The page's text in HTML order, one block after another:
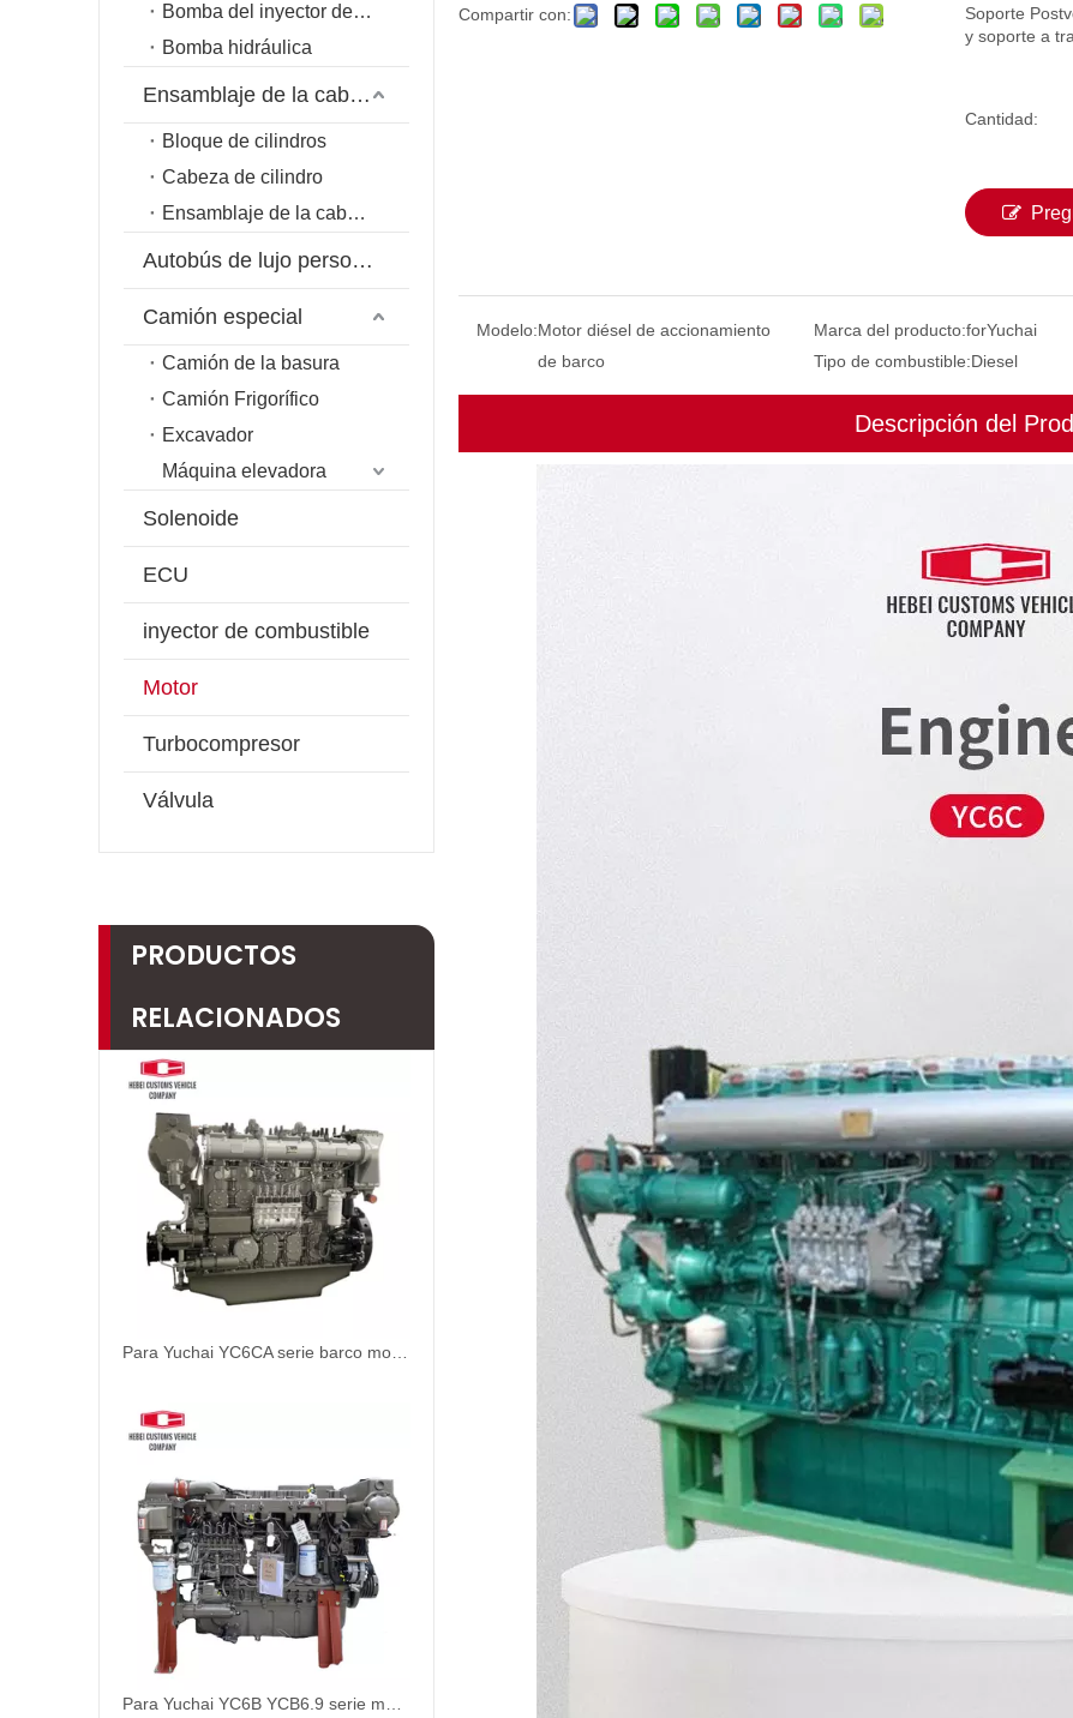
Bomba del inyector de combustible
Bomba hidráulica
Ensamblaje de la cabeza del cilindro
Bloque de cilindros
Cabeza de cilindro
Ensamblaje de la cabeza del cilindro
Autobús de lujo personalizado
Camión especial
Camión de la basura
Camión Frigorífico
Excavador
Máquina elevadora
Solenoide
ECU
inyector de combustible
Motor
Turbocompresor
Válvula
PRODUCTOS
RELACIONADOS
Compartir con:
Soporte
y soporte a
Cantidad:
Modelo:Motor diésel de accionamiento
de barco
Marca del producto:forYuchai
Tipo de combustible:Diesel
Descripción del